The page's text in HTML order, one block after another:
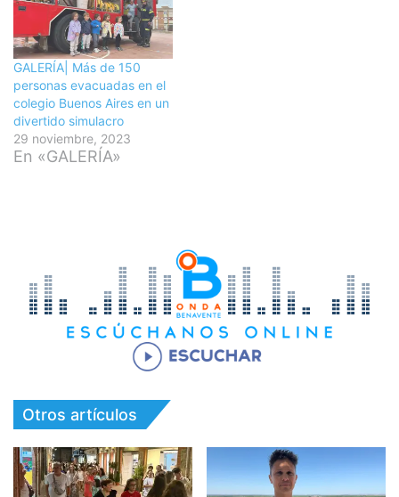
GALERÍA| Más de 150
personas evacuadas en el
colegio Buenos Aires en un
divertido simulacro
29 noviembre, 2023
En «GALERÍA»
Otros artículos